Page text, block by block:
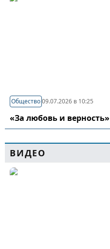
Общество09.07.2026 в 10:25
«За любовь и верность»
ВИДЕО